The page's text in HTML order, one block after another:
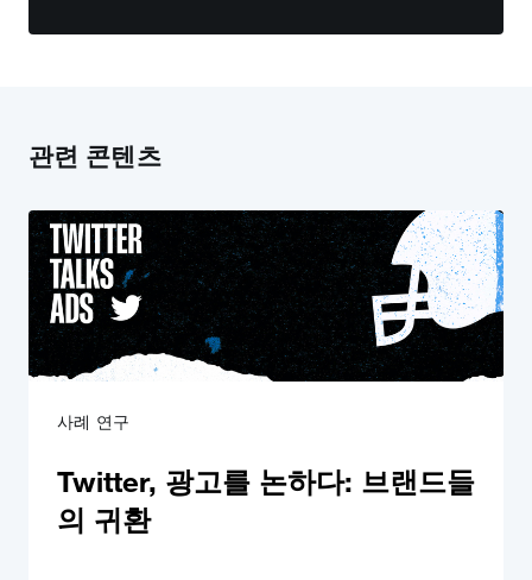
관련 콘텐츠
사례 연구
Twitter, 광고를 논하다: 브랜드들
의 귀환